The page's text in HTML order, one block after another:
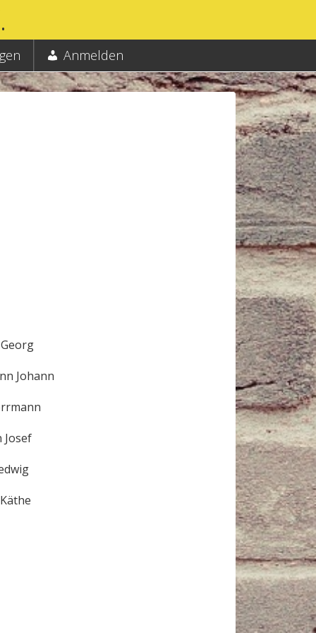
Anmelden
Johann
Josef